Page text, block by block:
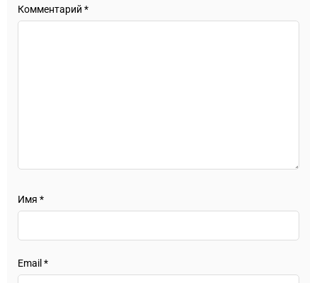
Комментарий *
Имя *
Email *